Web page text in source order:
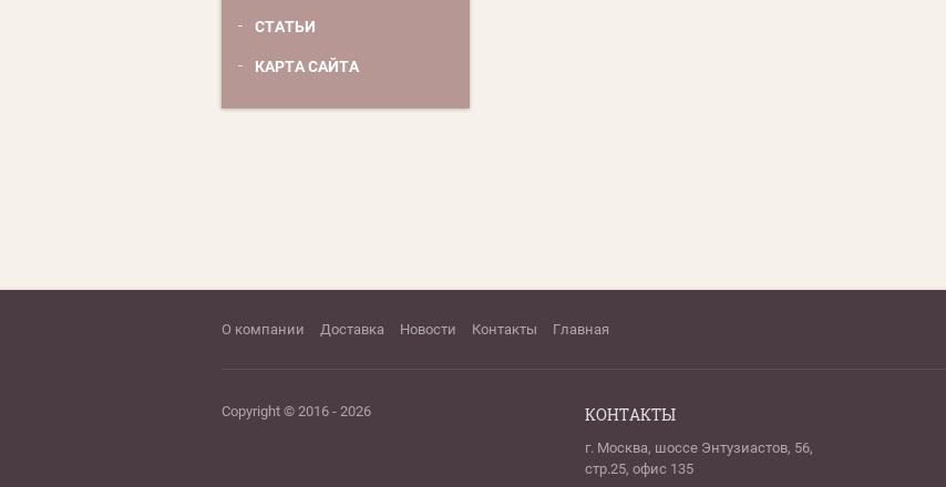
СТАТЬИ
КАРТА САЙТА
О компании Доставка Новости Контакты Главная
Copyright © 2016 - 2026 КОНТАКТЫ
г. Москва, шоссе Энтузиастов, 56,
стр.25, офис 135